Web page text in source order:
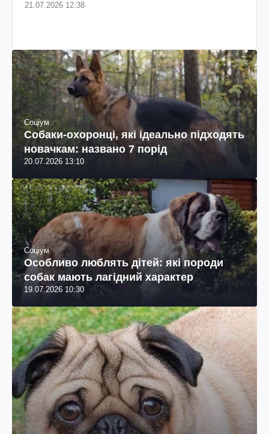
21.07.2026 12:38
Соціум
Собаки-охоронці, які ідеально підходять
новачкам: названо 7 порід
20.07.2026 13:10
Соціум
Особливо люблять дітей: які породи
собак мають лагідний характер
19.07.2026 10:30